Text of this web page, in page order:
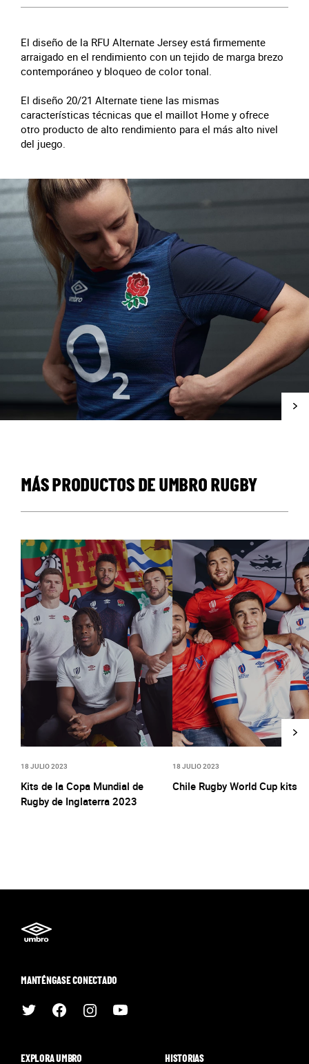
El diseño de la RFU Alternate Jersey está firmemente
arraigado en el rendimiento con un tejido de marga brezo
contemporáneo y bloqueo de color tonal.
El diseño 20/21 Alternate tiene las mismas
características técnicas que el maillot Home y ofrece
otro producto de alto rendimiento para el más alto nivel
del juego.
MÁS PRODUCTOS DE UMBRO RUGBY
18 JULIO 2023
Kits de la Copa Mundial de
Rugby de Inglaterra 2023
18 JULIO 2023
Chile Rugby World Cup kits
MANTÉNGASE CONECTADO
EXPLORA UMBRO HISTORIAS